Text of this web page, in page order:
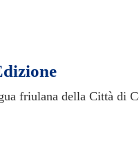
friulana della Città di